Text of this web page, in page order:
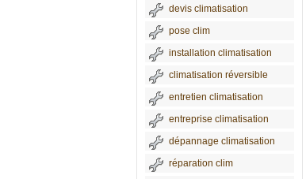
devis climatisation
pose clim
installation climatisation
climatisation réversible
entretien climatisation
entreprise climatisation
dépannage climatisation
réparation clim